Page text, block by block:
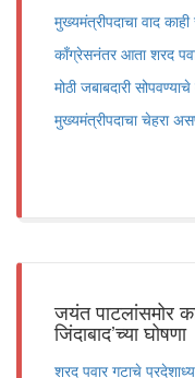
मुख्यमंत्रीपदाचा वाद
काँग्रेसनंतर आता शरद
मोठी जबाबदारी
मुख्यमंत्रीपदाचा चेहरा
जयंत पाटलांसमोर
जिंदाबाद’च्या घोषणा
शरद पवार गटाचे